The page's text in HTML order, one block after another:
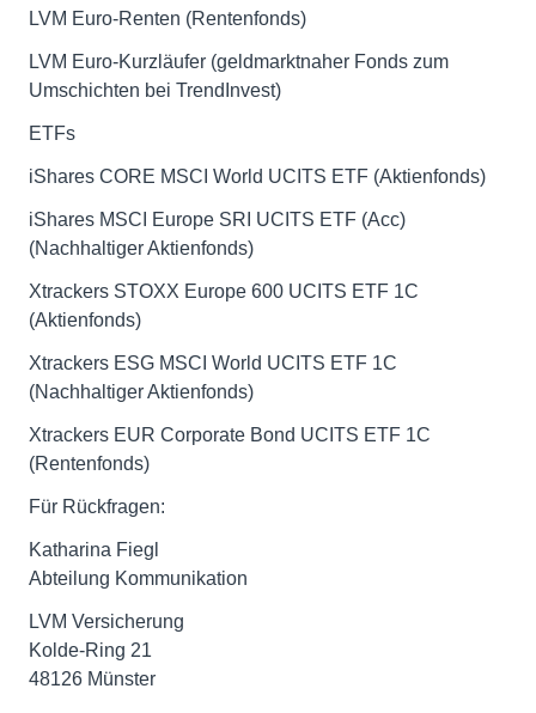
LVM Euro-Renten (Rentenfonds)
LVM Euro-Kurzläufer (geldmarktnaher Fonds zum
Umschichten bei TrendInvest)
ETFs
iShares CORE MSCI World UCITS ETF (Aktienfonds)
iShares MSCI Europe SRI UCITS ETF (Acc)
(Nachhaltiger Aktienfonds)
Xtrackers STOXX Europe 600 UCITS ETF 1C
(Aktienfonds)
Xtrackers ESG MSCI World UCITS ETF 1C
(Nachhaltiger Aktienfonds)
Xtrackers EUR Corporate Bond UCITS ETF 1C
(Rentenfonds)
Für Rückfragen:
Katharina Fiegl
Abteilung Kommunikation
LVM Versicherung
Kolde-Ring 21
48126 Münster